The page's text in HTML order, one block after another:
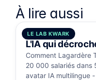
À lire aussi
LE LAB KWARK
5 août 2026
L'IA qui
Comment Lagardère
20 000 salariés dans
avatar IA multilingue